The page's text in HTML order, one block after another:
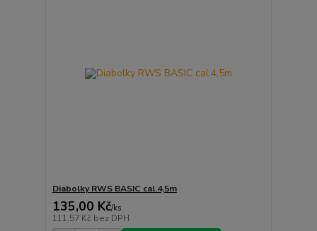
Diabolky RWS BASIC cal.4,5m
135,00 Kč/ks
111,57 Kč bez DPH